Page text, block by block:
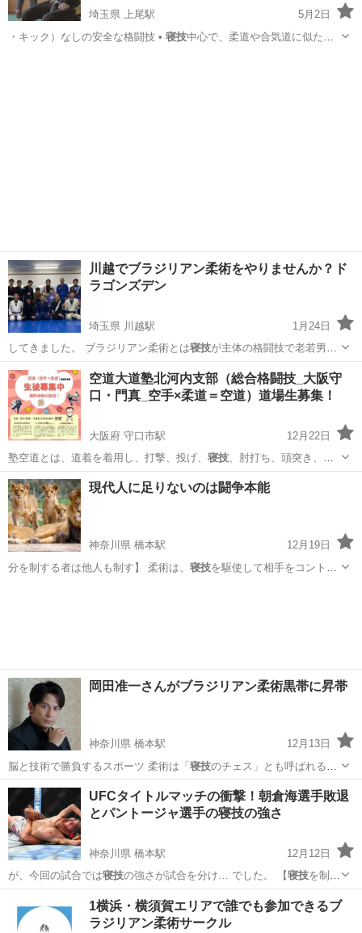
埼玉県 上尾駅
5月2日
・キック）なしの安全な格闘技 • 寝技中心で、柔道や合気道に似た感
川越でブラジリアン柔術をやりませんか？ド
ラゴンズデン
埼玉県 川越駅
1月24日
してきました。 ブラジリアン柔術とは寝技が主体の格闘技で老若男女
問わずに楽しむ…
埼玉 川越市 川越駅 空手/他格闘技 ブラジリアン柔術
空道大道塾北河内支部（総合格闘技_大阪守
口・門真_空手×柔道＝空道）道場生募集！
大阪府 守口市駅
12月22日
塾空道とは、道着を着用し、打撃、投げ、 寝技、肘打ち、頭突き、金
的蹴りなどあらゆる…
大阪 守口市 守口市駅 空手/他格闘技 総合格闘技
現代人に足りないのは闘争本能
神奈川県 橋本駅
12月19日
分を制する者は他人も制す】 柔術は、 寝技を駆使して相手をコントロ
岡田准一さんがブラジリアン柔術黒帯に昇帯
神奈川県 橋本駅
12月13日
脳と技術で勝負するスポーツ 柔術は「寝技のチェス」とも呼ばれるほ
ど、頭脳を使う…
神奈川 相模原市 橋本駅 空手/他格闘技 柔術
UFCタイトルマッチの衝撃！朝倉海選手敗退
とパントージャ選手の寝技の強さ
神奈川県 橋本駅
12月12日
が、今回の試合では寝技 の強さが試合を分け… でした。 【寝技を制す
る者が試合を… ージャ選手のように寝技 を極めたい方 …
相模原市 橋本駅 空手/他格闘技 柔術
1横浜・横須賀エリアで誰でも参加できるブ
ラジリアン柔術サークル